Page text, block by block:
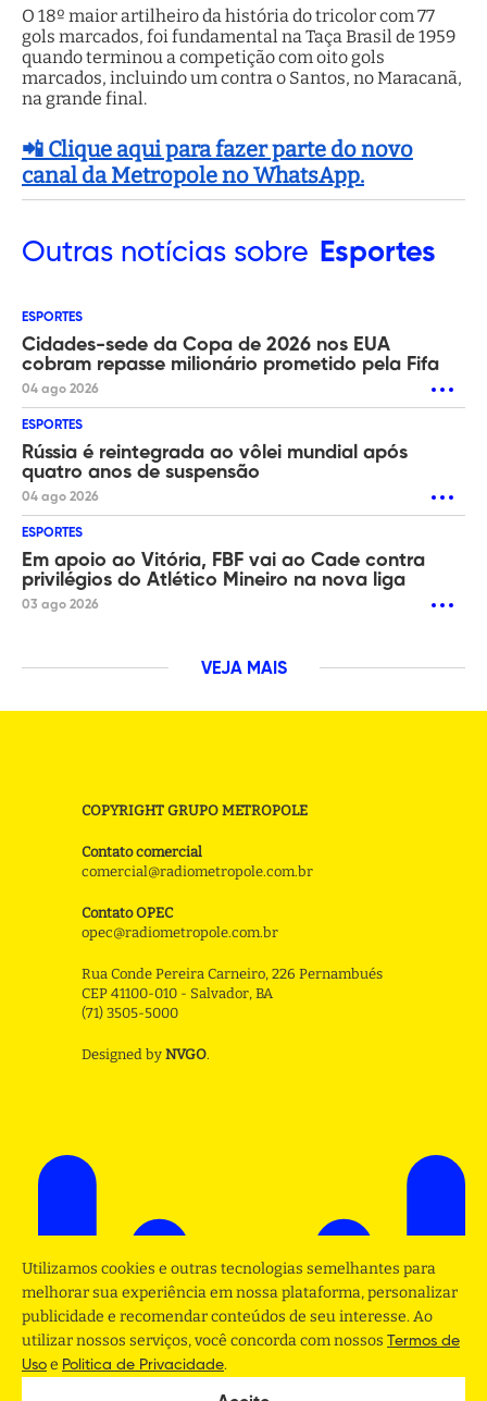
O 18º maior artilheiro da história do tricolor com 77
gols marcados, foi fundamental na Taça Brasil de 1959
quando terminou a competição com oito gols
marcados, incluindo um contra o Santos, no Maracanã,
na grande final.
📲 Clique aqui para fazer parte do novo
canal da Metropole no WhatsApp.
Outras notícias sobre Esportes
ESPORTES
Cidades-sede da Copa de 2026 nos EUA
cobram repasse milionário prometido pela Fifa
04 ago 2026
ESPORTES
Rússia é reintegrada ao vôlei mundial após
quatro anos de suspensão
04 ago 2026
ESPORTES
Em apoio ao Vitória, FBF vai ao Cade contra
privilégios do Atlético Mineiro na nova liga
03 ago 2026
VEJA MAIS
COPYRIGHT GRUPO METROPOLE
Contato comercial
comercial@radiometropole.com.br
Contato OPEC
opec@radiometropole.com.br
Rua Conde Pereira Carneiro, 226 Pernambués
CEP 41100-010 - Salvador, BA
(71) 3505-5000
Designed by NVGO.
Utilizamos cookies e outras tecnologias semelhantes para
melhorar sua experiência em nossa plataforma, personalizar
publicidade e recomendar conteúdos de seu interesse. Ao
utilizar nossos serviços, você concorda com nossos Termos de
Uso e Politica de Privacidade.